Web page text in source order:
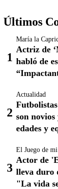
Últimos
María la
Actriz de
habló de
Actualidad
son novios
edades y
El Juego de
Actor de
lleva duro
"La vida